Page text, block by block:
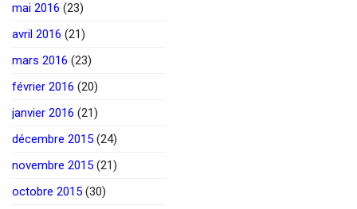
mai 2016 (23)
avril 2016 (21)
mars 2016 (23)
février 2016 (20)
janvier 2016 (21)
décembre 2015 (24)
novembre 2015 (21)
octobre 2015 (30)